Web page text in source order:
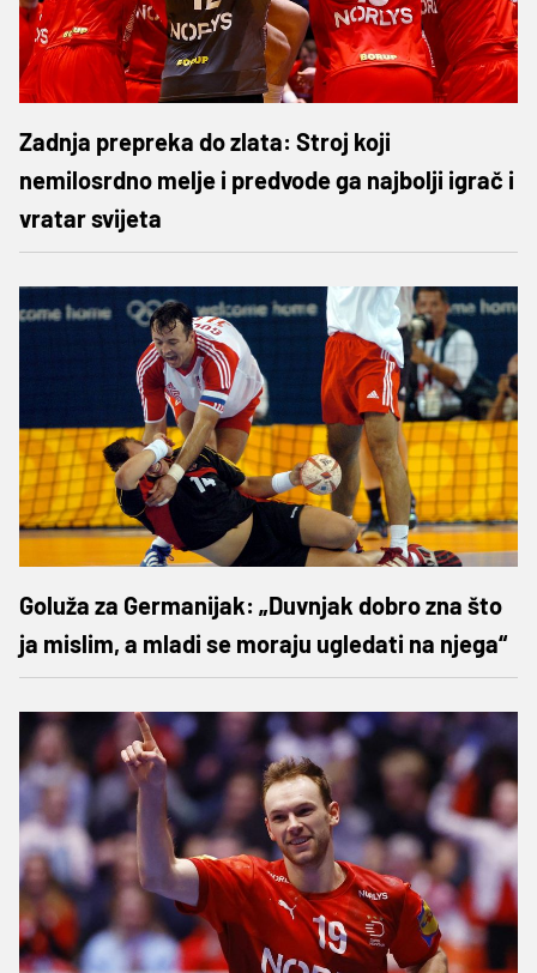
Zadnja prepreka do zlata: Stroj koji
nemilosrdno melje i predvode ga najbolji igrač i
vratar svijeta
Goluža za Germanijak: „Duvnjak dobro zna što
ja mislim, a mladi se moraju ugledati na njega“